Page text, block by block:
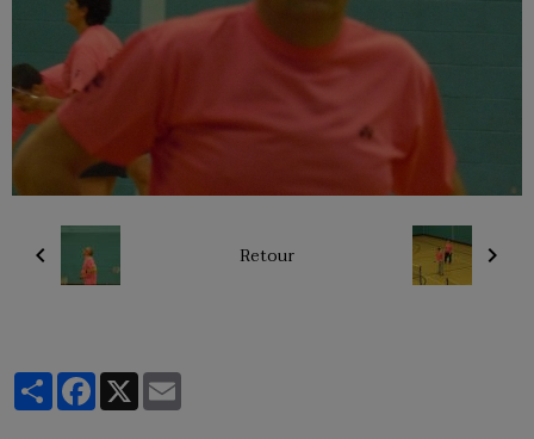
Retour
PartagerFacebook
X